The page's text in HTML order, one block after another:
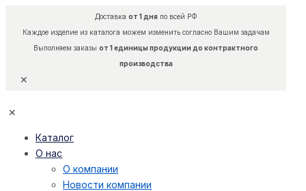
Доставка от 1 дняпо всей РФ
Каждое изделие из каталога можем изменить согласно Вашим задачам
Выполняем заказы от 1 единицы продукции до контрактного
производства
✕
✕
Каталог
О нас
О компании
Новости компании